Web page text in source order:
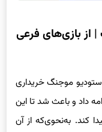
| از بازی‌های فرعی
استودیو موجنگ خریداری
داد و باعث شد تا این
کند. به‌نحوی‌که از آن